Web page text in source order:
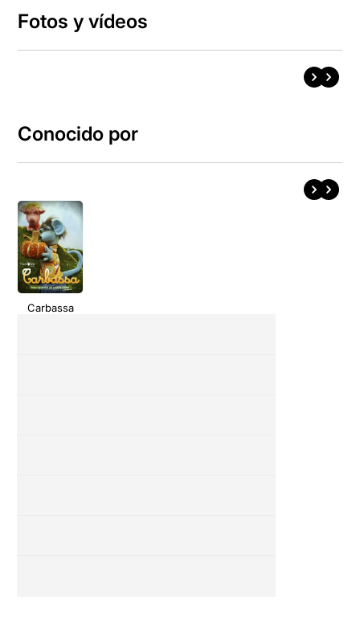
Fotos y vídeos
Conocido por
Carbassa